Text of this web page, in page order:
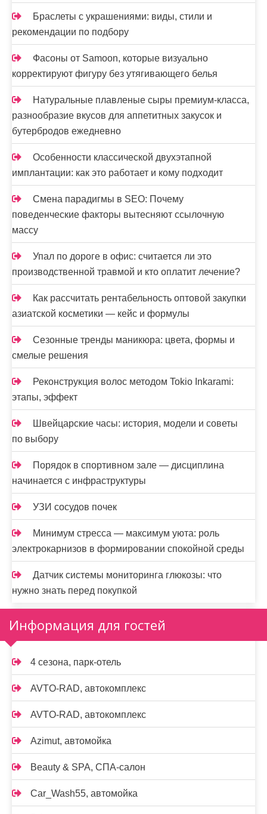
Браслеты с украшениями: виды, стили и
рекомендации по подбору
Фасоны от Samoon, которые визуально
корректируют фигуру без утягивающего белья
Натуральные плавленые сыры премиум-класса,
разнообразие вкусов для аппетитных закусок и
бутербродов ежедневно
Особенности классической двухэтапной
имплантации: как это работает и кому подходит
Смена парадигмы в SEO: Почему
поведенческие факторы вытесняют ссылочную
массу
Упал по дороге в офис: считается ли это
производственной травмой и кто оплатит лечение?
Как рассчитать рентабельность оптовой закупки
азиатской косметики — кейс и формулы
Сезонные тренды маникюра: цвета, формы и
смелые решения
Реконструкция волос методом Tokio Inkarami:
этапы, эффект
Швейцарские часы: история, модели и советы
по выбору
Порядок в спортивном зале — дисциплина
начинается с инфраструктуры
УЗИ сосудов почек
Минимум стресса — максимум уюта: роль
электрокарнизов в формировании спокойной среды
Датчик системы мониторинга глюкозы: что
нужно знать перед покупкой
Информация для гостей
4 сезона, парк-отель
AVTO-RAD, автокомплекс
AVTO-RAD, автокомплекс
Azimut, автомойка
Beauty & SPA, СПА-салон
Car_Wash55, автомойка